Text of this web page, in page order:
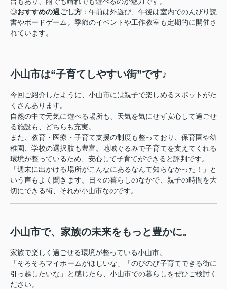
◎おすすめの過ごし方：午前は外遊び、午後は室内でのんびり読
書やボードゲーム。季節のイベントや工作教室も定期的に開催さ
れています。
小山市は“子育てしやすい街”です♪
今回ご紹介したように、小山市には親子で楽しめるスポットがた
くさんあります。
自然の中で元気に遊べる場所も、天気を気にせず安心して過ごせ
る施設も、どちらも充実。
また、教育・医療・子育て支援の制度も整っており、保育園や幼
稚園、学校の選択肢も豊富。地域ぐるみで子育てを支えてくれる
環境が整っているため、安心して子育てができると評判です。
「週末に出かける場所がこんなにあるなんて知らなかった！」と
いう声もよく聞きます。日々の暮らしのなかで、親子の時間を大
切にできる街、それが小山市なのです。
小山市で、家族の未来をもっと豊かに。
家族で楽しく過ごせる環境が整っている小山市。
「そろそろマイホームがほしいな」「のびのび子育てできる街に
引っ越したいな」と感じたら、小山市での暮らしをぜひご検討く
ださい。